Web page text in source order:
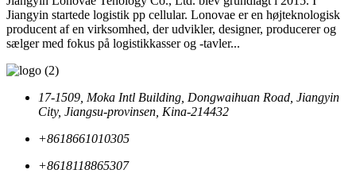
Jiangyin startede logistik pp cellular. Lonovae er en højteknologisk
producent af en virksomhed, der udvikler, designer, producerer og
sælger med fokus på logistikkasser og -tavler...
17-1509, Moka Intl Building, Dongwaihuan Road, Jiangyin
City, Jiangsu-provinsen, Kina-214432
+8618661010305
+8618118865307